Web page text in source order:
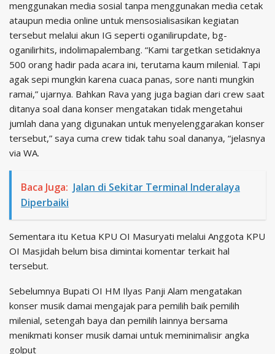
menggunakan media sosial tanpa menggunakan media cetak
ataupun media online untuk mensosialisasikan kegiatan
tersebut melalui akun IG seperti oganilirupdate, bg-
oganilirhits, indolimapalembang. “Kami targetkan setidaknya
500 orang hadir pada acara ini, terutama kaum milenial. Tapi
agak sepi mungkin karena cuaca panas, sore nanti mungkin
ramai,” ujarnya. Bahkan Rava yang juga bagian dari crew saat
ditanya soal dana konser mengatakan tidak mengetahui
jumlah dana yang digunakan untuk menyelenggarakan konser
tersebut,” saya cuma crew tidak tahu soal dananya, “jelasnya
via WA.
Baca Juga: Jalan di Sekitar Terminal Inderalaya
Diperbaiki
Sementara itu Ketua KPU OI Masuryati melalui Anggota KPU
OI Masjidah belum bisa dimintai komentar terkait hal
tersebut.
Sebelumnya Bupati OI HM Ilyas Panji Alam mengatakan
konser musik damai mengajak para pemilih baik pemilih
milenial, setengah baya dan pemilih lainnya bersama
menikmati konser musik damai untuk meminimalisir angka
golput